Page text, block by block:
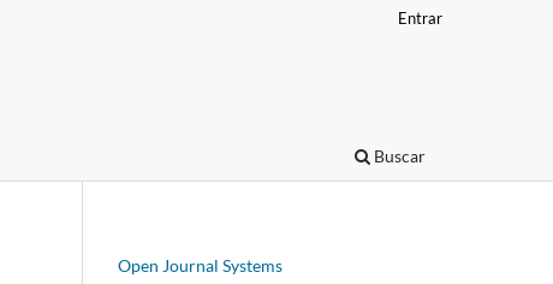
Buscar
Entrar
Open Journal Systems